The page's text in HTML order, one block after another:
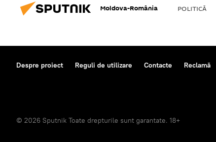
Moldova-România POLITICĂ
Despre proiect Reguli de utilizare Contacte Reclamă
© 2026 Sputnik Toate drepturile sunt garantate. 18+